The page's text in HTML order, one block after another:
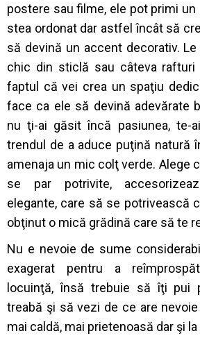
postere sau filme, ele pot primi un
stea ordonat dar astfel încât să
să devină un accent decorativ.
chic din sticlă sau câteva rafturi
faptul că vei crea un spaţiu
face ca ele să devină adevărate
nu ţi-ai găsit încă pasiunea, te-
trendul de a aduce puţină natură
amenaja un mic colţ verde. Alege
se par potrivite,
elegante, care să se potrivească
obţinut o mică grădină care să te
Nu e nevoie de sume
exagerat pentru a
locuinţă, însă trebuie să îţi pui
treabă şi să vezi de ce are
mai caldă, mai prietenoasă dar şi